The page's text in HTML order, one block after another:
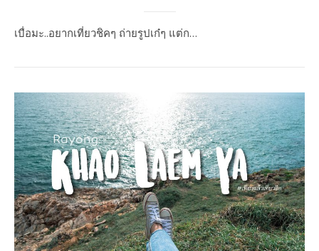
เบื่อมะ..อยากเที่ยวชิคๆ ถ่ายรูปเก๋ๆ แต่ก…